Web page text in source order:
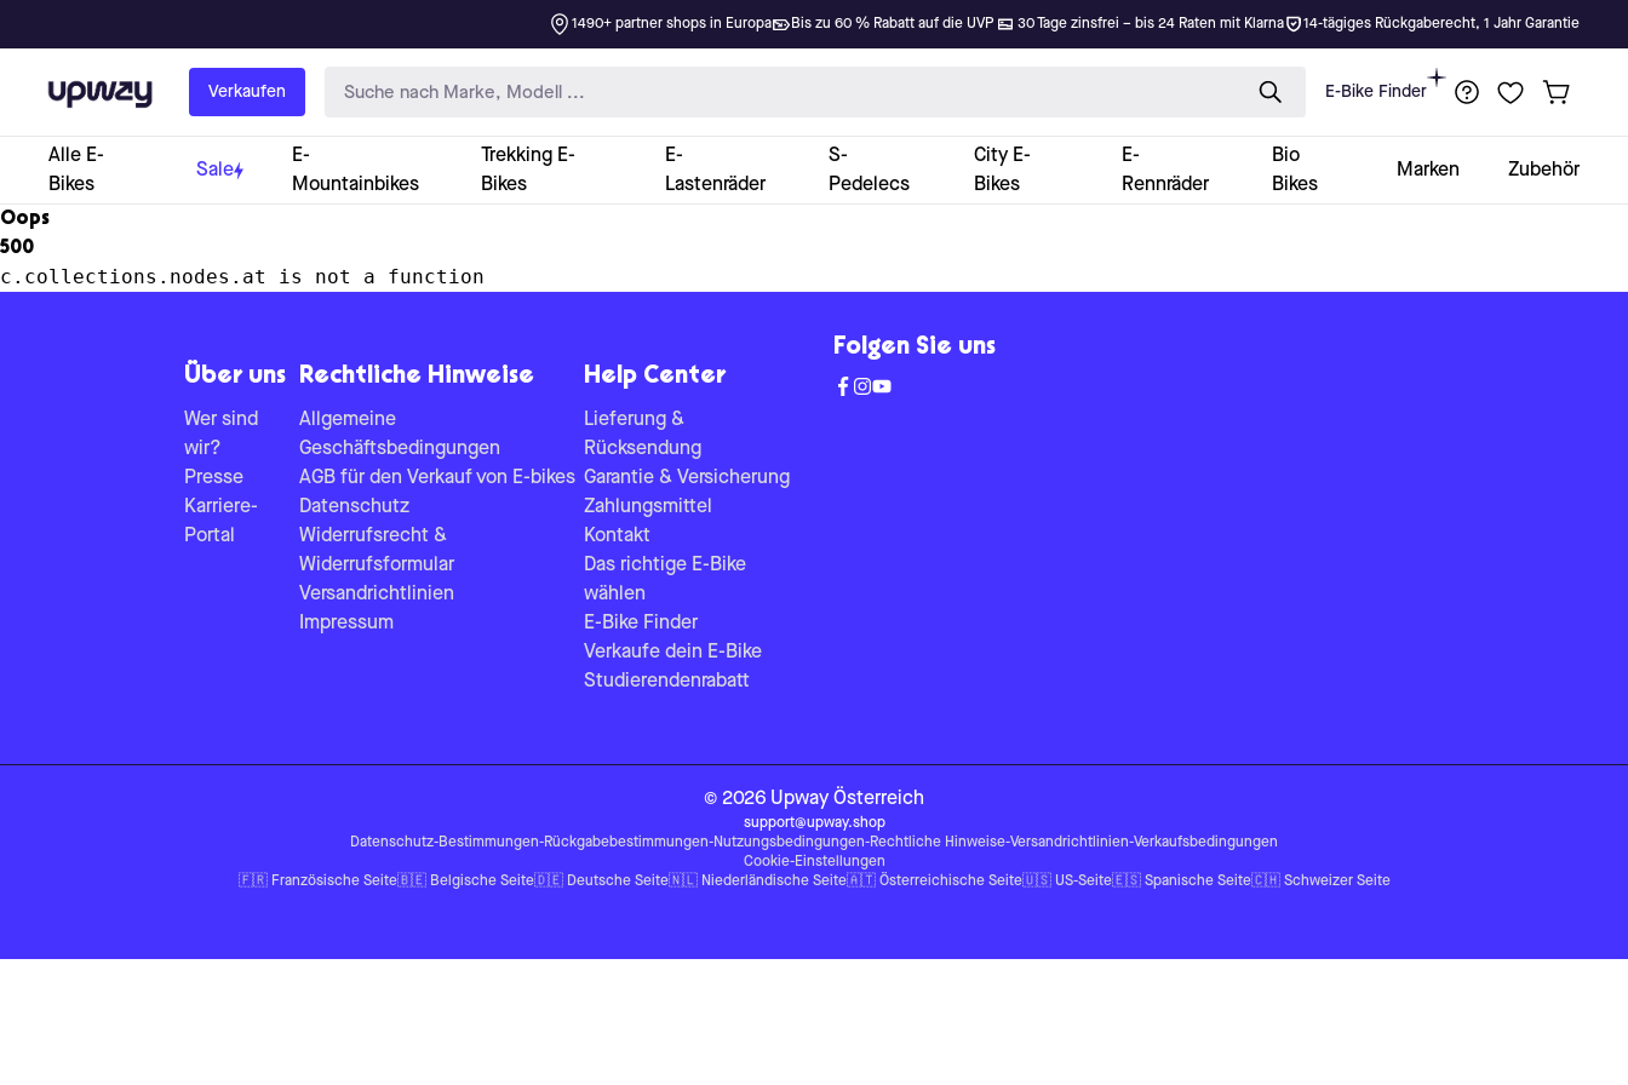
1490+ partner shops in Europa Bis zu 60 % Rabatt auf die UVP 30 Tage zinsfrei – bis 24 Raten mit Klarna 14-tägiges Rückgaberecht, 1 Jahr Garantie
Upway Verkaufen E-Bike Finder
Alle E-
Bikes
Sale
E-
Mountainbikes
Trekking E-
Bikes
E-
Lastenräder
S-
Pedelecs
City E-
Bikes
E-
Rennräder
Bio
Bikes
Marken Zubehör
Oops
500
c.collections.nodes.at is not a function
Über uns
Wer sind
wir?
Presse
Karriere-
Portal
Rechtliche Hinweise
Allgemeine
Geschäftsbedingungen
AGB für den Verkauf von E-bikes
Datenschutz
Widerrufsrecht &
Widerrufsformular
Versandrichtlinien
Impressum
Help Center
Lieferung &
Rücksendung
Garantie & Versicherung
Zahlungsmittel
Kontakt
Das richtige E-Bike
wählen
E-Bike Finder
Verkaufe dein E-Bike
Studierendenrabatt
Folgen Sie uns
© 2026 Upway Österreich
support@upway.shop
Datenschutz-Bestimmungen-Rückgabebestimmungen-Nutzungsbedingungen-Rechtliche Hinweise-Versandrichtlinien-Verkaufsbedingungen
Cookie-Einstellungen
🇫🇷 Französische Seite🇧🇪 Belgische Seite🇩🇪 Deutsche Seite🇳🇱 Niederländische Seite🇦🇹 Österreichische Seite🇺🇸 US-Seite🇪🇸 Spanische Seite🇨🇭 Schweizer Seite